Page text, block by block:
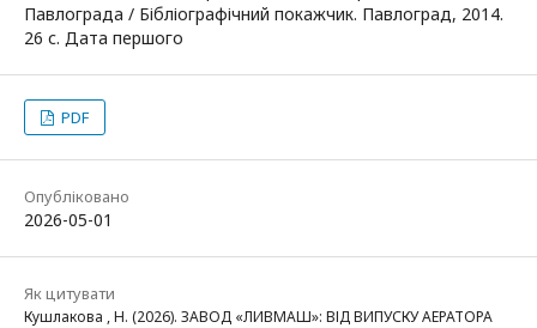
Павлограда / Бібліографічний покажчик. Павлоград, 2014.
26 с. Дата першого
PDF
Опубліковано
2026-05-01
Як цитувати
Кушлакова , Н. (2026). ЗАВОД «ЛИВМАШ»: ВІД ВИПУСКУ АЕРАТОРА